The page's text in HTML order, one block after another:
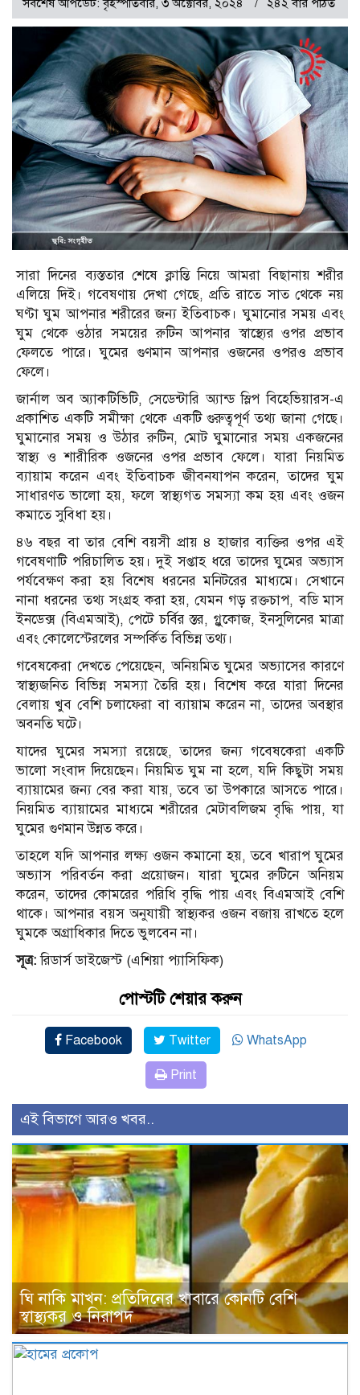
সারা দিনের ব্যস্ততার শেষে ক্লান্তি নিয়ে আমরা বিছানায় শরীর
এলিয়ে দিই। গবেষণায় দেখা গেছে, প্রতি রাতে সাত থেকে নয়
ঘণ্টা ঘুম আপনার শরীরের জন্য ইতিবাচক। ঘুমানোর সময় এবং
ঘুম থেকে ওঠার সময়ের রুটিন আপনার স্বাস্থ্যের ওপর প্রভাব
ফেলতে পারে। ঘুমের গুণমান আপনার ওজনের ওপরও প্রভাব
ফেলে।
জার্নাল অব অ্যাকটিভিটি, সেডেন্টারি অ্যান্ড স্লিপ বিহেভিয়ারস-এ
প্রকাশিত একটি সমীক্ষা থেকে একটি গুরুত্বপূর্ণ তথ্য জানা গেছে।
ঘুমানোর সময় ও উঠার রুটিন, মোট ঘুমানোর সময় একজনের
স্বাস্থ্য ও শারীরিক ওজনের ওপর প্রভাব ফেলে। যারা নিয়মিত
ব্যায়াম করেন এবং ইতিবাচক জীবনযাপন করেন, তাদের ঘুম
সাধারণত ভালো হয়, ফলে স্বাস্থ্যগত সমস্যা কম হয় এবং ওজন
কমাতে সুবিধা হয়।
৪৬ বছর বা তার বেশি বয়সী প্রায় ৪ হাজার ব্যক্তির ওপর এই
গবেষণাটি পরিচালিত হয়। দুই সপ্তাহ ধরে তাদের ঘুমের অভ্যাস
পর্যবেক্ষণ করা হয় বিশেষ ধরনের মনিটরের মাধ্যমে। সেখানে
নানা ধরনের তথ্য সংগ্রহ করা হয়, যেমন গড় রক্তচাপ, বডি মাস
ইনডেক্স (বিএমআই), পেটে চর্বির স্তর, গ্লুকোজ, ইনসুলিনের মাত্রা
এবং কোলেস্টেরলের সম্পর্কিত বিভিন্ন তথ্য।
গবেষকেরা দেখতে পেয়েছেন, অনিয়মিত ঘুমের অভ্যাসের কারণে
স্বাস্থ্যজনিত বিভিন্ন সমস্যা তৈরি হয়। বিশেষ করে যারা দিনের
বেলায় খুব বেশি চলাফেরা বা ব্যায়াম করেন না, তাদের অবস্থার
অবনতি ঘটে।
যাদের ঘুমের সমস্যা রয়েছে, তাদের জন্য গবেষকেরা একটি
ভালো সংবাদ দিয়েছেন। নিয়মিত ঘুম না হলে, যদি কিছুটা সময়
ব্যায়ামের জন্য বের করা যায়, তবে তা উপকারে আসতে পারে।
নিয়মিত ব্যায়ামের মাধ্যমে শরীরের মেটাবলিজম বৃদ্ধি পায়, যা
ঘুমের গুণমান উন্নত করে।
তাহলে যদি আপনার লক্ষ্য ওজন কমানো হয়, তবে খারাপ ঘুমের
অভ্যাস পরিবর্তন করা প্রয়োজন। যারা ঘুমের রুটিনে অনিয়ম
করেন, তাদের কোমরের পরিধি বৃদ্ধি পায় এবং বিএমআই বেশি
থাকে। আপনার বয়স অনুযায়ী স্বাস্থ্যকর ওজন বজায় রাখতে হলে
ঘুমকে অগ্রাধিকার দিতে ভুলবেন না।
সূত্র:রিডার্স ডাইজেস্ট (এশিয়া প্যাসিফিক)
পোস্টটি শেয়ার করুন
Facebook Twitter WhatsApp
Print
এই বিভাগে আরও খবর..
ঘি নাকি মাখন: প্রতিদিনের খাবারে কোনটি বেশি
স্বাস্থ্যকর ও নিরাপদ